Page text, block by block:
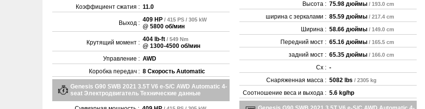
Коэффициент сжатия : 11.0
Выход : 409 HP / 415 PS / 305 kW
@ 5800 об/мин
Крутящий момент : 404 lb-ft / 549 Nm
@ 1300-4500 об/мин
Управление : AWD
Коробка передач : 8 Скорость Automatic
Genesis G90 SWB 2021 3.5T V6 e-S/C AWD Automatic 4-
seat Электродвигатель Технические данные
Высота : 75.98 дюймы / 193.0 cm
ширина с зеркалами : 85.59 дюймы / 217.4 cm
Ширина : 58.66 дюймы / 149.0 cm
Передний мост : 65.16 дюймы / 165.5 cm
задний мост : 65.35 дюймы / 166.0 cm
Cx : -
Снаряженная масса : 5082 lbs / 2305 kg
Соотношение веса и выхода : 5.6 kg/hp